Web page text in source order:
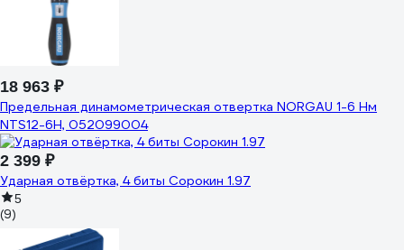
18 963 ₽
Предельная динамометрическая отвертка NORGAU 1-6 Нм
NTS12-6H, 052099004
2 399 ₽
Ударная отвёртка, 4 биты Сорокин 1.97
5
(9)